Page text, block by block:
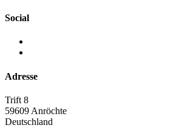
Social
Adresse
Trift 8
59609 Anröchte
Deutschland